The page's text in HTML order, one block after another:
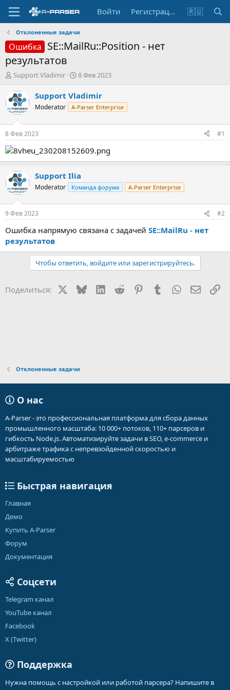
Войти Регистрация 🇷🇺
Отклоненные задачи
Ошибка SE::MailRu::Position - нет
результатов
А
т
о
р
т
е
м
ы
Support Vladimir
Д
т
а
н
а
л
8 Фев 2023
Support Vladimir
Moderator A-Parser Enterprise
8 Фев 2023 #1
Support Ilia
Moderator Команда форума A-Parser Enterprise
9 Фев 2023 #2
Ошибка напрямую связана с задачей SE::MailRu - нет
результатов
Чтобы ответить, войдите или зарегистрируйтесь.
Поделиться: BlueskyLinkedIn
Reddit PinterestTumblr WhatsApp
Отклоненные задачи
О нас
A-Parser - это профессиональная платформа для сбора данных
промышленного масштаба: 10 000+ потоков, 110+ парсеров и
гибкость Node.js. Автоматизируйте задачи в SEO, e-commerce и
арбитраже трафика с непревзойденной скоростью и
масштабируемостью
Быстрая навигация
Главная
Демо
Купить A-Parser
Форум
Документация
Соцсети
Telegram канал
YouTube канал
Facebook
X (Twitter)
Поддержка
Нужна помощь с настройкой или работой парсера? Напишите в